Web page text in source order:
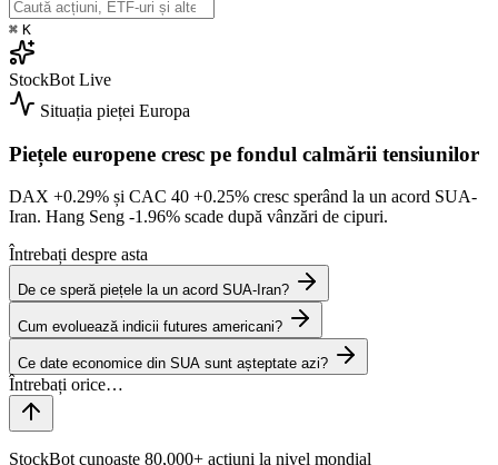
⌘ K
StockBot Live
Situația pieței Europa
Piețele europene cresc pe fondul calmării tensiunilor
DAX +0.29% și CAC 40 +0.25% cresc sperând la un acord SUA-
Iran. Hang Seng -1.96% scade după vânzări de cipuri.
Întrebați despre asta
De ce speră piețele la un acord SUA-Iran?
Cum evoluează indicii futures americani?
Ce date economice din SUA sunt așteptate azi?
StockBot cunoaște 80,000+ acțiuni la nivel mondial